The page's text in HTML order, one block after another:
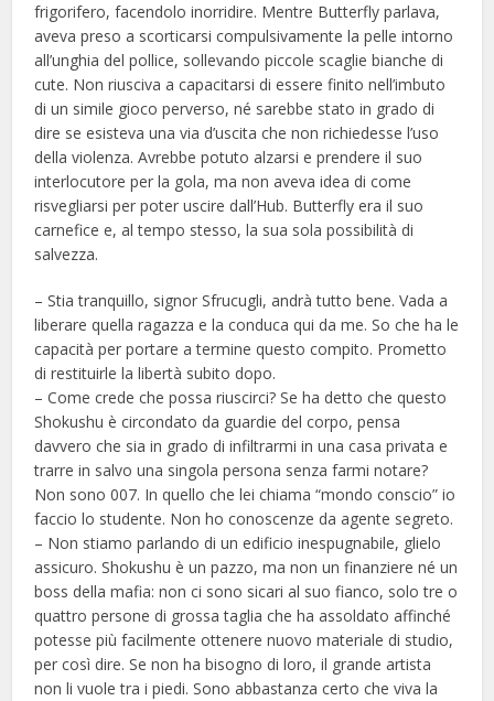
frigorifero, facendolo inorridire. Mentre Butterfly parlava,
aveva preso a scorticarsi compulsivamente la pelle intorno
all’unghia del pollice, sollevando piccole scaglie bianche di
cute. Non riusciva a capacitarsi di essere finito nell’imbuto
di un simile gioco perverso, né sarebbe stato in grado di
dire se esisteva una via d’uscita che non richiedesse l’uso
della violenza. Avrebbe potuto alzarsi e prendere il suo
interlocutore per la gola, ma non aveva idea di come
risvegliarsi per poter uscire dall’Hub. Butterfly era il suo
carnefice e, al tempo stesso, la sua sola possibilità di
salvezza.
– Stia tranquillo, signor Sfrucugli, andrà tutto bene. Vada a
liberare quella ragazza e la conduca qui da me. So che ha le
capacità per portare a termine questo compito. Prometto
di restituirle la libertà subito dopo.
– Come crede che possa riuscirci? Se ha detto che questo
Shokushu è circondato da guardie del corpo, pensa
davvero che sia in grado di infiltrarmi in una casa privata e
trarre in salvo una singola persona senza farmi notare?
Non sono 007. In quello che lei chiama “mondo conscio” io
faccio lo studente. Non ho conoscenze da agente segreto.
– Non stiamo parlando di un edificio inespugnabile, glielo
assicuro. Shokushu è un pazzo, ma non un finanziere né un
boss della mafia: non ci sono sicari al suo fianco, solo tre o
quattro persone di grossa taglia che ha assoldato affinché
potesse più facilmente ottenere nuovo materiale di studio,
per così dire. Se non ha bisogno di loro, il grande artista
non li vuole tra i piedi. Sono abbastanza certo che viva la